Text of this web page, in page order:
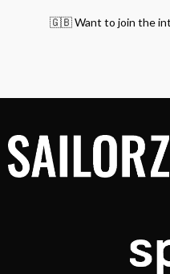
🇬🇧 Want to join the